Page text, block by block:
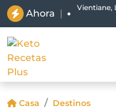
Ahora |
Vientiane,
Casa
Destinos